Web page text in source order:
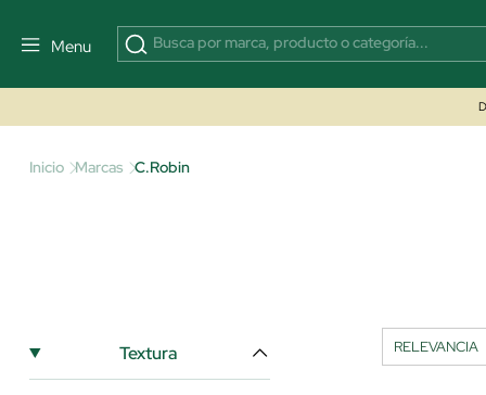
Menu
Inicio Marcas C.Robin
Textura